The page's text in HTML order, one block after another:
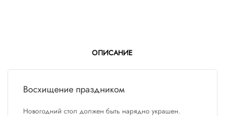
ОПИСАНИЕ
Восхищение праздником
Новогодний стол должен быть нарядно украшен.